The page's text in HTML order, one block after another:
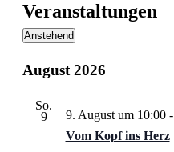
Veranstaltungen
Anstehend
wählen.
August 2026
So.
9
Vom Kopf ins Herz
9. August um 10:00-